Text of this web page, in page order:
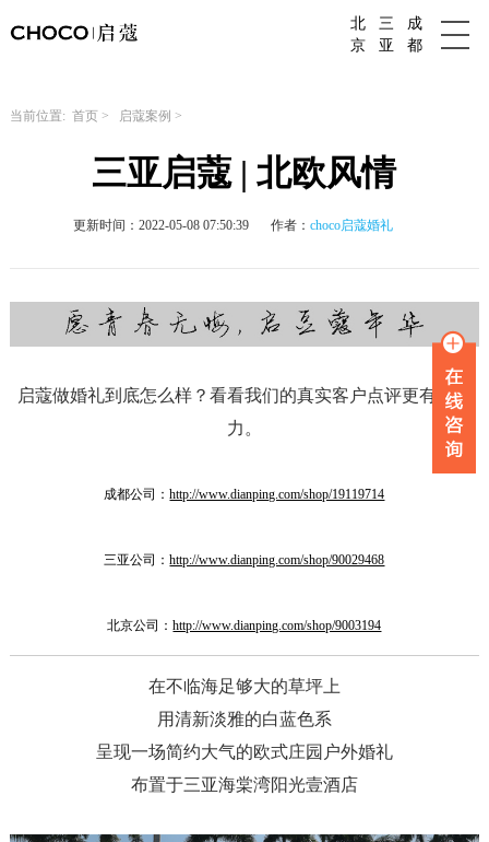
北
京
三
亚
成
都
当前位置: 首页> 启蔻案例 >
三亚启蔻 | 北欧风情
更新时间：2022-05-08 07:50:39 作者：choco启蔻婚礼
启蔻做婚礼到底怎么样？看看我们的真实客户点评更有说服
力。
成都公司：http://www.dianping.com/shop/19119714
三亚公司：http://www.dianping.com/shop/90029468
北京公司：http://www.dianping.com/shop/9003194
在不临海足够大的草坪上
用清新淡雅的白蓝色系
呈现一场简约大气的欧式庄园户外婚礼
布置于三亚海棠湾阳光壹酒店